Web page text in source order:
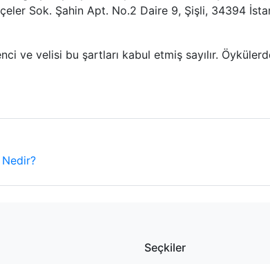
Sok. Şahin Apt. No.2 Daire 9, Şişli, 34394
ve velisi bu şartları kabul etmiş sayılır.
Seçkiler